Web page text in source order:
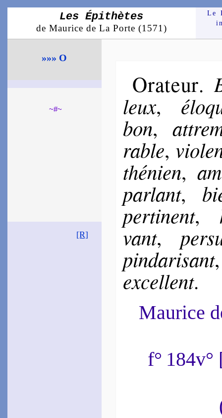
Les Épithètes
de Maurice de La Porte (1571)
Le
»»» O
~#~
[R]
Orateur.
leux,
bon,
rable,
thé­nien,
parlant,
per­ti­nent,
vant,
pin­da­ri­sant
ex­cel­lent.
Maurice
f°